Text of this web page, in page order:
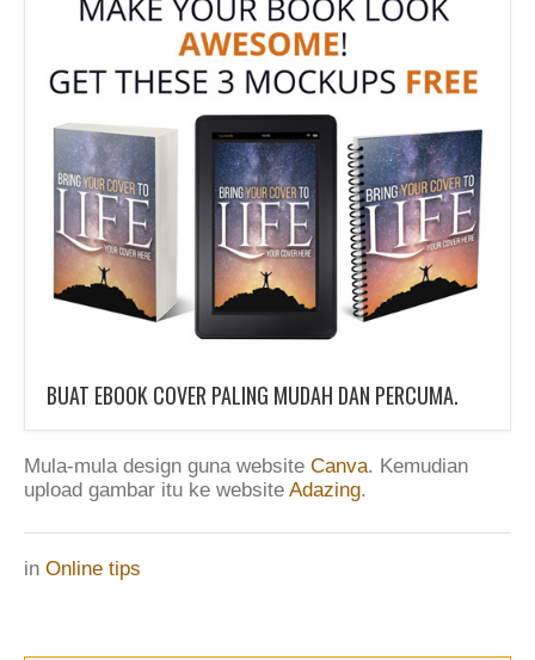
BUAT EBOOK COVER PALING MUDAH DAN PERCUMA.
Mula-mula design guna website Canva. Kemudian
upload gambar itu ke website Adazing.
in Online tips